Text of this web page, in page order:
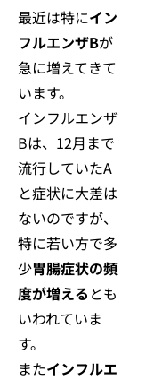
最近は特にイン
フルエンザBが
急に増えてきて
います。
インフルエンザ
Bは、12月まで
流行していたA
と症状に大差は
ないのですが、
特に若い方で多
少胃腸症状の頻
度が増える とも
いわれていま
す。
またインフルエ